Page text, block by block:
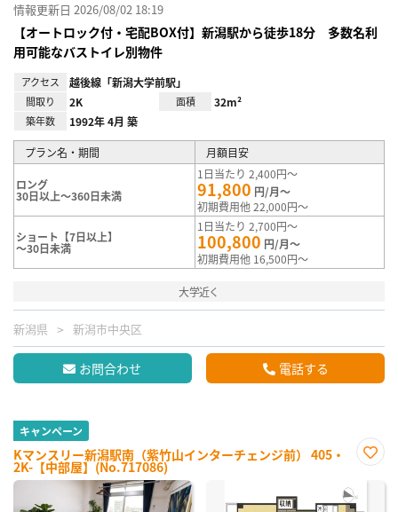
情報更新日 2026/08/02 18:19
【オートロック付・宅配BOX付】新潟駅から徒歩18分 多数名利
用可能なバストイレ別物件
アクセス 越後線「新潟大学前駅」
間取り 2K 面積 32m²
築年数 1992年 4月 築
プラン名・期間 月額目安
ロング
30日以上～360日未満
1日当たり 2,400円～
91,800 円/月～
初期費用他 22,000円～
ショート【7日以上】
～30日未満
1日当たり 2,700円～
100,800 円/月～
初期費用他 16,500円～
大学近く
新潟県 新潟市中央区
お問合わせ 電話する
キャンペーン
Kマンスリー新潟駅南（紫竹山インターチェンジ前） 405・
2K-【中部屋】(No.717086)
に入